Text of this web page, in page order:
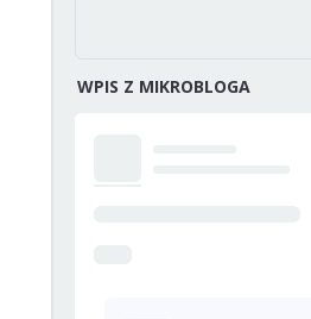
WPIS Z MIKROBLOGA